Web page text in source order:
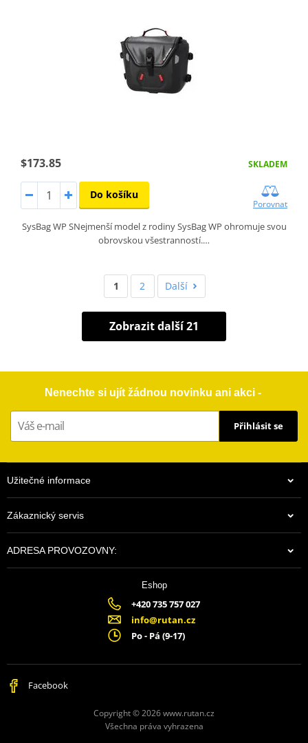
$173.85 SKLADEM
Do košíku
Porovnat
SysBag WP SNejmenší model z rodiny SysBag WP ohromuje svou
obrovskou všestranností.…
1 2 Další
Zobrazit další 21
Nenechte si ujít žádnou novinku ani akci -
Přihlásit se
Užitečné informace
Zákaznický servis
ADRESA PROVOZOVNY:
Eshop
+420 735 757 027
info@rutan.cz
Po - Pá (9-17)
Facebook
Copyright © 2026 www.rutan.cz
Všechna práva vyhrazena